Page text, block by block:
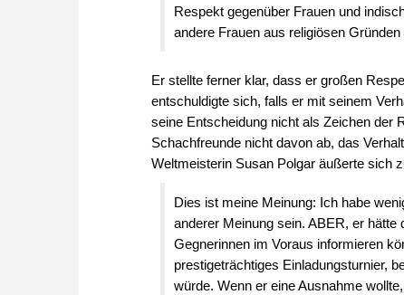
Respekt gegenüber Frauen und
andere Frauen aus religiösen Gründen
Er stellte ferner klar, dass er großen
entschuldigte sich, falls er mit seinem
seine Entscheidung nicht als Zeichen der
Schachfreunde nicht davon ab, das
Weltmeisterin Susan Polgar äußerte sich
Dies ist meine Meinung: Ich habe
anderer Meinung sein. ABER, er
Gegnerinnen im Voraus informieren
prestigeträchtiges Einladungsturnier,
würde. Wenn er eine Ausnahme